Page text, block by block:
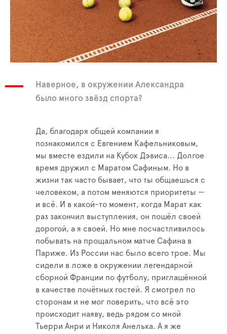
Наверное, в окружении Александра
было много звёзд спорта?
Да, благодаря общей компании я
познакомился с Евгением Кафельниковым,
мы вместе ездили на Кубок Дэвиса... Долгое
время дружил с Маратом Сафиным. Но в
жизни так часто бывает, что ты общаешься с
человеком, а потом меняются приоритеты —
и всё. И в какой-то момент, когда Марат как
раз закончил выступления, он пошёл своей
дорогой, а я своей. Но мне посчастливилось
побывать на прощальном матче Сафина в
Париже. Из России нас было всего трое. Мы
сидели в ложе в окружении легендарной
сборной Франции по футболу, приглашённой
в качестве почётных гостей. Я смотрел по
сторонам и не мог поверить, что всё это
происходит наяву, ведь рядом со мной
Тьерри Анри и Николя Анелька. А я же